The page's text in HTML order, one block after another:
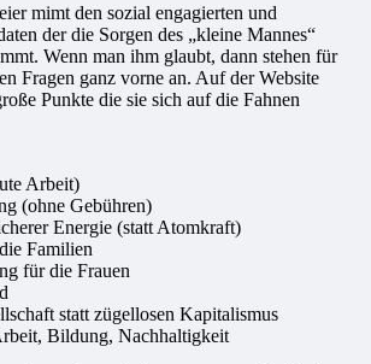
mimt den sozial engagierten und
der die Sorgen des „kleine Mannes“
Wenn man ihm glaubt, dann stehen für
Fragen ganz vorne an. Auf der Website
Punkte die sie sich auf die Fahnen
Arbeit)
(ohne Gebühren)
Energie (statt Atomkraft)
Familien
für die Frauen
statt zügellosen Kapitalismus
Bildung, Nachhaltigkeit